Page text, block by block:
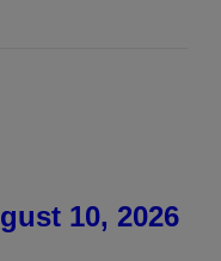
10, 2026